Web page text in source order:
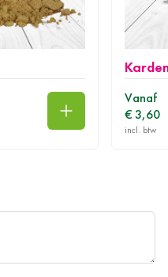
In winkelwagen
Vanaf
€ 3,60